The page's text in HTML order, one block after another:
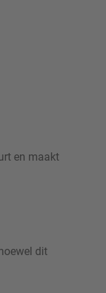
en maakt
dit